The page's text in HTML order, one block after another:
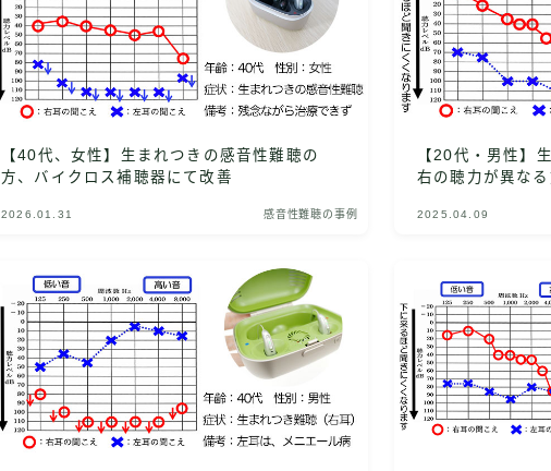
【40代、女性】生まれつきの感音性難聴の
方、バイクロス補聴器にて改善
2026.01.31 感音性難聴の事例
【20代・男性】
右の聴力が異な
2025.04.09